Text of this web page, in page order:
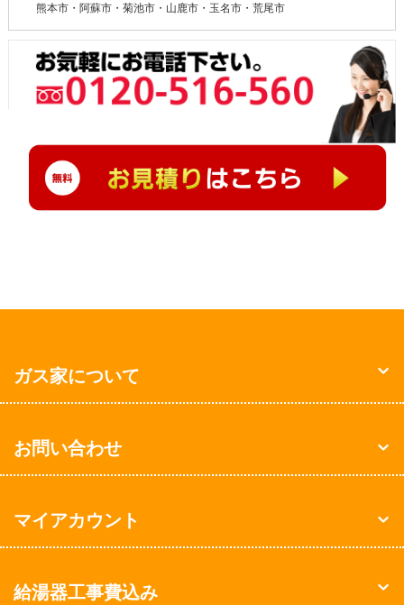
熊本市・阿蘇市・菊池市・山鹿市・玉名市・荒尾市
ガス家について
お問い合わせ
マイアカウント
給湯器工事費込み